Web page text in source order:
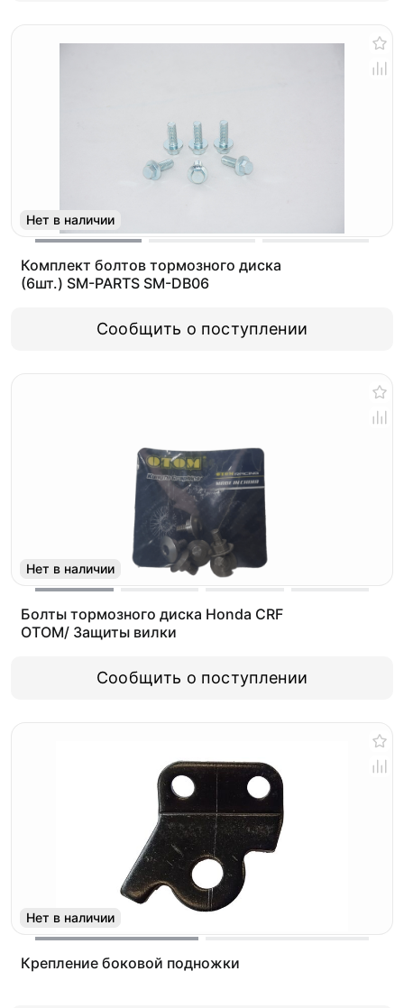
Нет в наличии
Комплект болтов тормозного диска
(6шт.) SM-PARTS SM-DB06
Сообщить о поступлении
Нет в наличии
Болты тормозного диска Honda CRF
OTOM/ Защиты вилки
Сообщить о поступлении
Нет в наличии
Крепление боковой подножки